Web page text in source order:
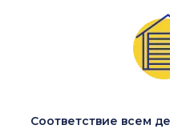
Соответствие всем